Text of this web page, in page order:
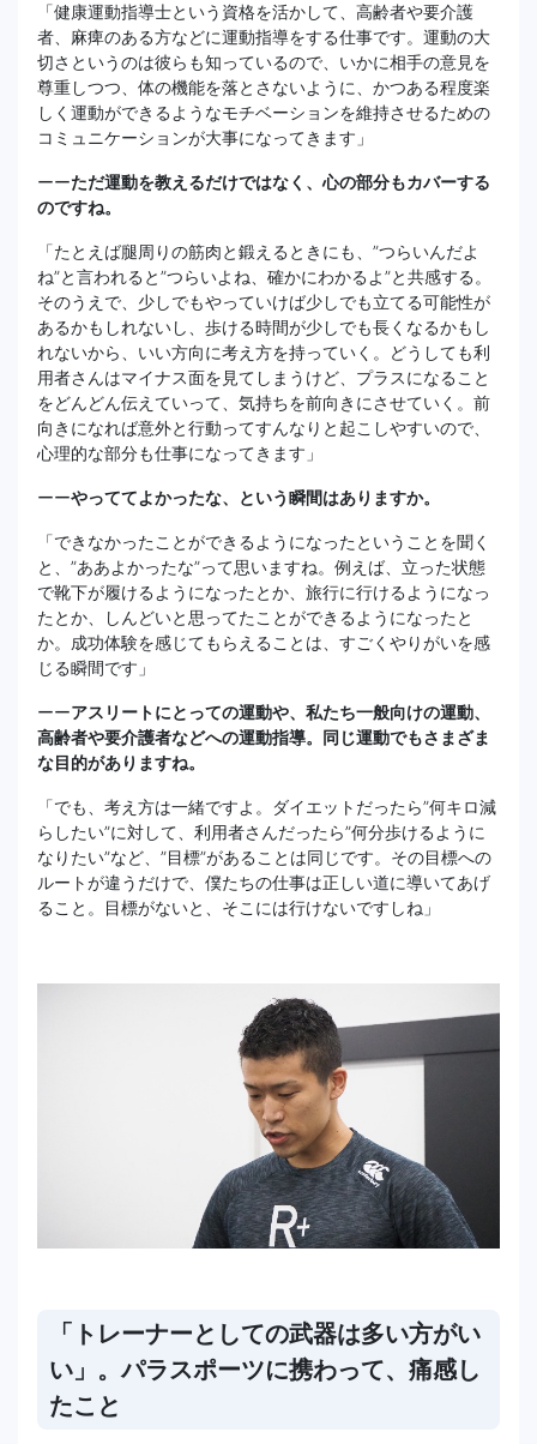
「健康運動指導士という資格を活かして、高齢者や要介護
者、麻痺のある方などに運動指導をする仕事です。運動の大
切さというのは彼らも知っているので、いかに相手の意見を
尊重しつつ、体の機能を落とさないように、かつある程度楽
しく運動ができるようなモチベーションを維持させるための
コミュニケーションが大事になってきます」
ーーただ運動を教えるだけではなく、心の部分もカバーする
のですね。
「たとえば腿周りの筋肉と鍛えるときにも、”つらいんだよ
ね”と言われると”つらいよね、確かにわかるよ”と共感する。
そのうえで、少しでもやっていけば少しでも立てる可能性が
あるかもしれないし、歩ける時間が少しでも長くなるかもし
れないから、いい方向に考え方を持っていく。どうしても利
用者さんはマイナス面を見てしまうけど、プラスになること
をどんどん伝えていって、気持ちを前向きにさせていく。前
向きになれば意外と行動ってすんなりと起こしやすいので、
心理的な部分も仕事になってきます」
ーーやっててよかったな、という瞬間はありますか。
「できなかったことができるようになったということを聞く
と、”ああよかったな”って思いますね。例えば、立った状態
で靴下が履けるようになったとか、旅行に行けるようになっ
たとか、しんどいと思ってたことができるようになったと
か。成功体験を感じてもらえることは、すごくやりがいを感
じる瞬間です」
ーーアスリートにとっての運動や、私たち一般向けの運動、
高齢者や要介護者などへの運動指導。同じ運動でもさまざま
な目的がありますね。
「でも、考え方は一緒ですよ。ダイエットだったら”何キロ減
らしたい”に対して、利用者さんだったら”何分歩けるように
なりたい”など、”目標”があることは同じです。その目標への
ルートが違うだけで、僕たちの仕事は正しい道に導いてあげ
ること。目標がないと、そこには行けないですしね」
「トレーナーとしての武器は多い方がい
い」。パラスポーツに携わって、痛感し
たこと